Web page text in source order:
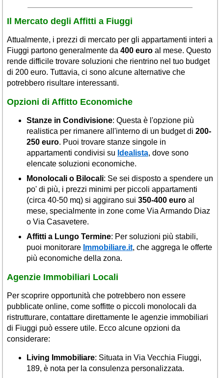
Il Mercato degli Affitti a Fiuggi
Attualmente, i prezzi di mercato per gli appartamenti interi a
Fiuggi partono generalmente da 400 euro al mese. Questo
rende difficile trovare soluzioni che rientrino nel tuo budget
di 200 euro. Tuttavia, ci sono alcune alternative che
potrebbero risultare interessanti.
Opzioni di Affitto Economiche
Stanze in Condivisione: Questa è l'opzione più
realistica per rimanere all'interno di un budget di 200-
250 euro. Puoi trovare stanze singole in
appartamenti condivisi su Idealista, dove sono
elencate soluzioni economiche.
Monolocali o Bilocali: Se sei disposto a spendere un
po' di più, i prezzi minimi per piccoli appartamenti
(circa 40-50 mq) si aggirano sui 350-400 euro al
mese, specialmente in zone come Via Armando Diaz
o Via Casavetere.
Affitti a Lungo Termine: Per soluzioni più stabili,
puoi monitorare Immobiliare.it, che aggrega le offerte
più economiche della zona.
Agenzie Immobiliari Locali
Per scoprire opportunità che potrebbero non essere
pubblicate online, come soffitte o piccoli monolocali da
ristrutturare, contattare direttamente le agenzie immobiliari
di Fiuggi può essere utile. Ecco alcune opzioni da
considerare:
Living Immobiliare: Situata in Via Vecchia Fiuggi,
189, è nota per la consulenza personalizzata.